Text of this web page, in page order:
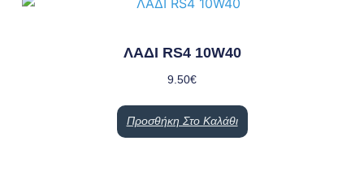
ΛΑΔΙ RS4 10W40
9.50€
Προσθήκη Στο Καλάθι